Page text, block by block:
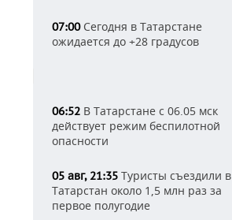
07:00Сегодня в Татарстане
ожидается до +28 градусов
06:52 В Татарстане с 06.05 мск
действует режим беспилотной
опасности
05 авг, 21:35 Туристы съездили в
Татарстан около 1,5 млн раз за
первое полугодие